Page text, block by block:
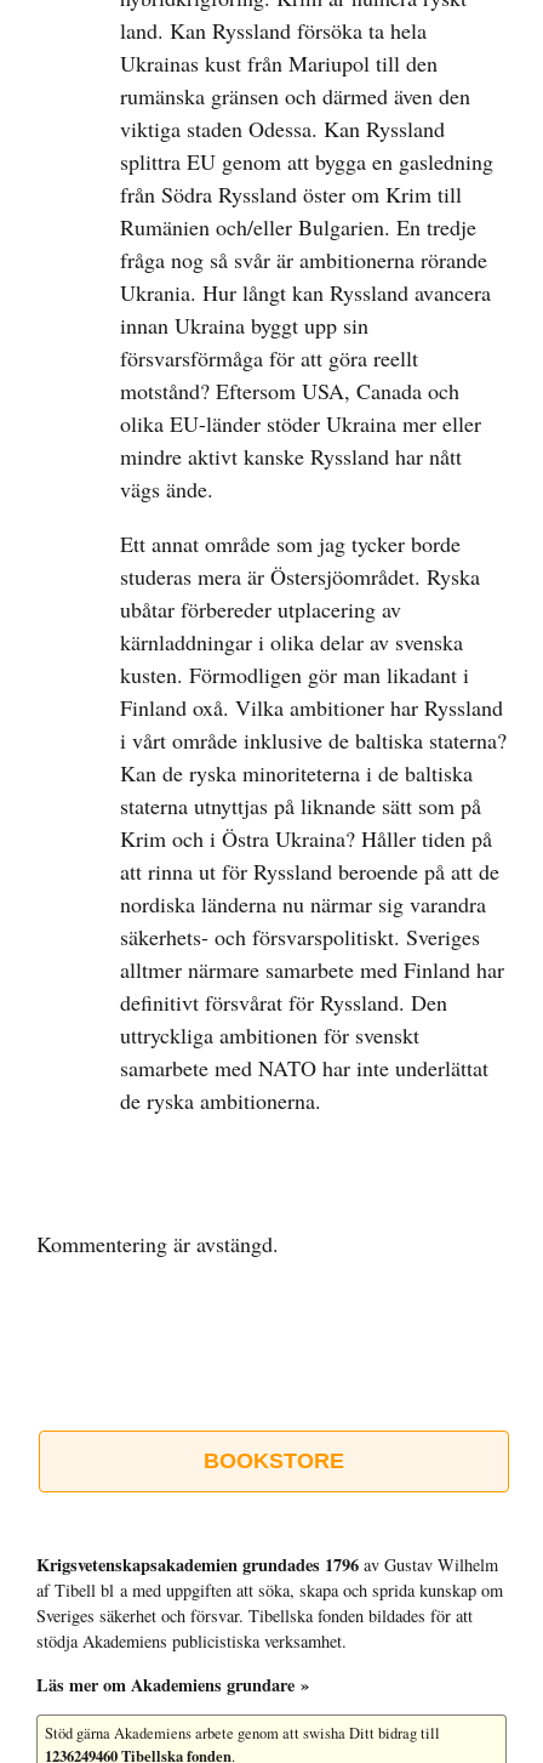
land. Kan Ryssland försöka ta hela
Ukrainas kust från Mariupol till den
rumänska gränsen och därmed även den
viktiga staden Odessa. Kan Ryssland
splittra EU genom att bygga en gasledning
från Södra Ryssland öster om Krim till
Rumänien och/eller Bulgarien. En tredje
fråga nog så svår är ambitionerna rörande
Ukrania. Hur långt kan Ryssland avancera
innan Ukraina byggt upp sin
försvarsförmåga för att göra reellt
motstånd? Eftersom USA, Canada och
olika EU-länder stöder Ukraina mer eller
mindre aktivt kanske Ryssland har nått
vägs ände.
Ett annat område som jag tycker borde
studeras mera är Östersjöområdet. Ryska
ubåtar förbereder utplacering av
kärnladdningar i olika delar av svenska
kusten. Förmodligen gör man likadant i
Finland oxå. Vilka ambitioner har Ryssland
i vårt område inklusive de baltiska staterna?
Kan de ryska minoriteterna i de baltiska
staterna utnyttjas på liknande sätt som på
Krim och i Östra Ukraina? Håller tiden på
att rinna ut för Ryssland beroende på att de
nordiska länderna nu närmar sig varandra
säkerhets- och försvarspolitiskt. Sveriges
alltmer närmare samarbete med Finland har
definitivt försvårat för Ryssland. Den
uttryckliga ambitionen för svenskt
samarbete med NATO har inte underlättat
de ryska ambitionerna.
Kommentering är avstängd.
BOOKSTORE
Krigsvetenskap­sakademien grundades 1796 av Gustav Wilhelm
af Tibell bl a med uppgiften att söka, skapa och sprida kunskap om
Sveriges säkerhet och försvar. Tibellska fonden bildades för att
stödja Akademiens publicistiska verksamhet.
Läs mer om Akademiens grundare »
Stöd gärna Akademiens arbete genom att swisha Ditt bidrag till
1236249460 Tibellska fonden.